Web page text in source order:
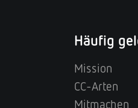
Häufig
Mission
CC-Arten
Mitmachen